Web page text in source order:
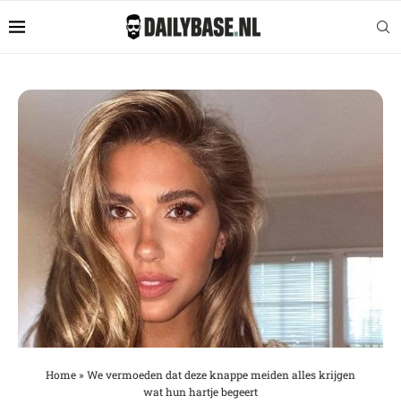
Home» We vermoeden dat deze knappe meiden alles krijgen
wat hun hartje begeert